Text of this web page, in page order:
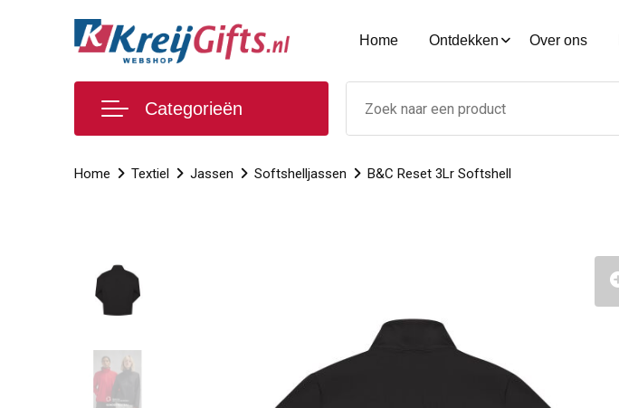
Home Ontdekken Over ons
Categorieën
Home Textiel Jassen Softshelljassen B&C Reset 3Lr Softshell